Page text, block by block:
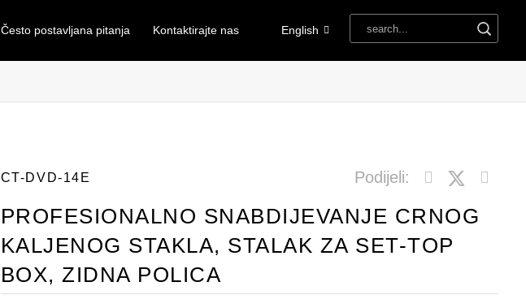
Često postavljana pitanja Kontaktirajte nas English
CT-DVD-14E Podijeli:
PROFESIONALNO SNABDIJEVANJE CRNOG
KALJENOG STAKLA, STALAK ZA SET-TOP
BOX, ZIDNA POLICA